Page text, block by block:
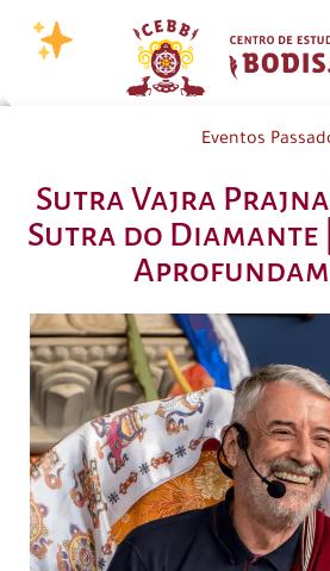
Eventos
Sutra Vajra
Sutra do Diamante